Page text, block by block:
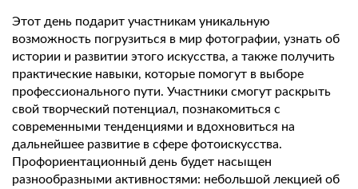
Этот день подарит участникам уникальную
возможность погрузиться в мир фотографии, узнать об
истории и развитии этого искусства, а также получить
практические навыки, которые помогут в выборе
профессионального пути. Участники смогут раскрыть
свой творческий потенциал, познакомиться с
современными тенденциями и вдохновиться на
дальнейшее развитие в сфере фотоискусства.
Профориентационный день будет насыщен
разнообразными активностями: небольшой лекцией об